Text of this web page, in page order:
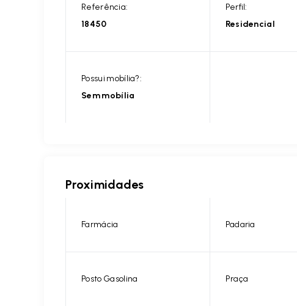
Referência:
18450
Perfil:
Residencial
Possui mobília?:
Sem mobília
Proximidades
Farmácia Padaria
Posto Gasolina Praça